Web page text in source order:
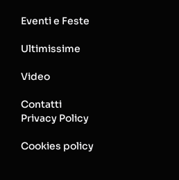
Eventi e Feste
Ultimissime
Video
Contatti
Privacy Policy
Cookies policy